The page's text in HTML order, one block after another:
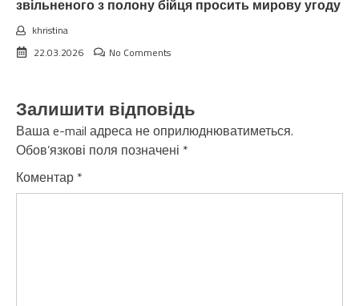
звільненого з полону бійця просить мирову угоду
khristina
22.03.2026
No Comments
Залишити відповідь
Ваша e-mail адреса не оприлюднюватиметься.
Обов’язкові поля позначені *
Коментар *